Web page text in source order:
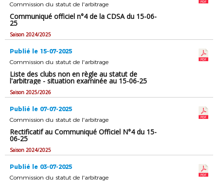
Commission du statut de l'arbitrage
Communiqué officiel n°4 de la CDSA du 15-06-
25
Saison 2024/2025
Publié le 15-07-2025
Commission du statut de l'arbitrage
Liste des clubs non en règle au statut de
l'arbitrage - situation examinée au 15-06-25
Saison 2025/2026
Publié le 07-07-2025
Commission du statut de l'arbitrage
Rectificatif au Communiqué Officiel N°4 du 15-
06-25
Saison 2024/2025
Publié le 03-07-2025
Commission du statut de l'arbitrage